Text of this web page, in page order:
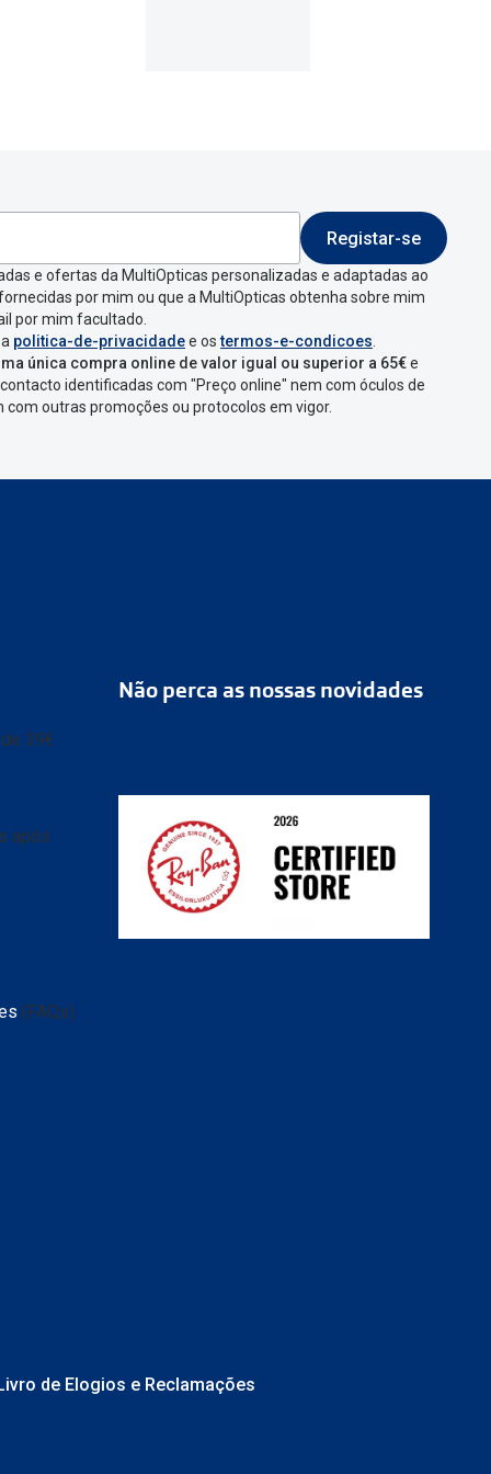
aparecer e
num ponto
com
de
Registar-se
e ofertas da MultiOpticas personalizadas e adaptadas ao
por mim ou que a MultiOpticas obtenha sobre mim
por mim facultado.
politica-de-privacidadee ostermos-e-condicoes.
única compra online de valor igual ou superior a 65€e
identificadas com "Preço online" nem com óculos de
outras promoções ou protocolos em vigor.
39€
após
(FAQs)
Não perca as nossas novidades
de Elogios e Reclamações